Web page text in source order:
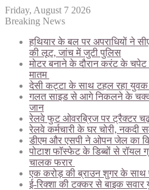
Friday, August 7 2026
Breaking News
हथियार के बल पर अपराधियों ने
की लूट, जांच में जुटी पुलिस
मोटर बनाने के दौरान करंट के
मातम
देसी कट्टा के साथ टहल रहा युवक
गलत साइड से आगे निकलने के
जान
रेलवे फुट ओवरब्रिज पर ट्रैक्टर
रेलवे कर्मचारी के घर चोरी, नकदी
डीएम और एसपी ने ओपन जेल का
पोटाश फॉस्फेट के डिब्बों से रॉयल
चालक फरार
एक करोड़ की ब्राउन शुगर के साथ
ई-रिक्शा की टक्कर से बाइक सवार